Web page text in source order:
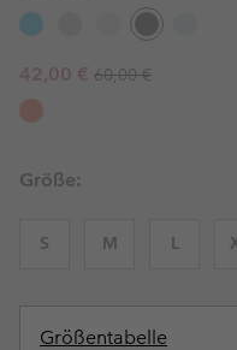
Sale price:
42,00 € Regular price:
60,00 €
Größe:
S M L
Größentabelle